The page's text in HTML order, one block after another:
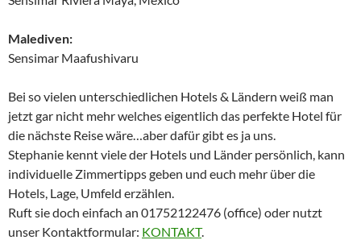
Malediven:
Sensimar Maafushivaru
Bei so vielen unterschiedlichen Hotels & Ländern weiß man
jetzt gar nicht mehr welches eigentlich das perfekte Hotel für
die nächste Reise wäre…aber dafür gibt es ja uns.
Stephanie kennt viele der Hotels und Länder persönlich, kann
individuelle Zimmertipps geben und euch mehr über die
Hotels, Lage, Umfeld erzählen.
Ruft sie doch einfach an 01752122476 (office) oder nutzt
unser Kontaktformular: KONTAKT.